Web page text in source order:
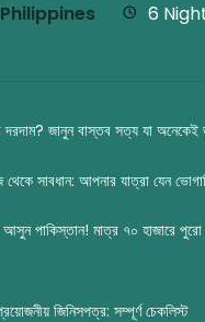
Philippines 6
জানুন বাস্তব সত্য যা অনেকেই
সাবধান: আপনার যাত্রা যেন
আসুন পাকিস্তান! মাত্র ৭০ হাজারে পুরো
জিনিসপত্র: সম্পূর্ণ চেকলিস্ট